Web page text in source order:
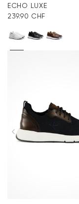
ECHO LUXE
239.90 CHF